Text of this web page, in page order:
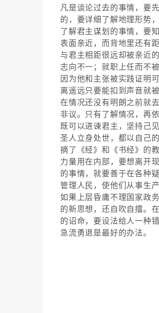
凡是谈论过去的事情，要
的，要详细了解地理形势
了解君主谋划的事情，要
表面亲近，而背地里还有
与君主相距很远却被亲近
志向不一；就职上任而不
因为他和主张被实践证明
离遥远只要能扣到声音就
在情况还没有明朗之前就
非议。只有了解情况，再
既可以进谏君主，坚持己
圣人立身处世，都以自己
摘了《经》和《书经》的
力量用在内部，要想离开
的事情，就要善于在各种
管理人民，使他们从事生
如果上层昏庸不理国家政
的新思想，还自吹自擂。
的诏命，要设法给人一种
急流勇退是最好的办法。